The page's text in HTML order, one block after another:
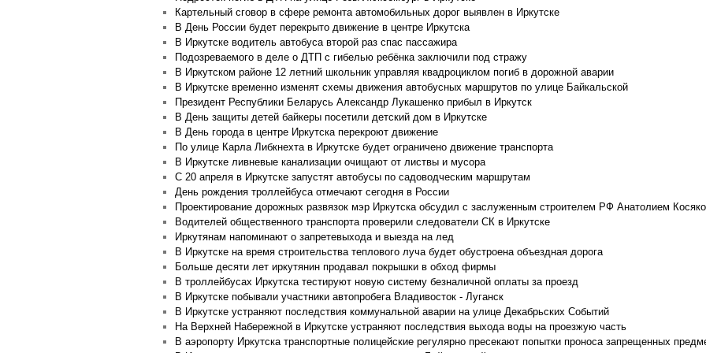
Картельный сговор в сфере ремонта автомобильных дорог выявлен в Иркутске
В День России будет перекрыто движение в центре Иркутска
В Иркутске водитель автобуса второй раз спас пассажира
Подозреваемого в деле о ДТП с гибелью ребёнка заключили под стражу
В Иркутском районе 12 летний школьник управляя квадроциклом погиб в дорожной аварии
В Иркутске временно изменят схемы движения автобусных маршрутов по улице Байкальской
Президент Республики Беларусь Александр Лукашенко прибыл в Иркутск
В День защиты детей байкеры посетили детский дом в Иркутске
В День города в центре Иркутска перекроют движение
По улице Карла Либкнехта в Иркутске будет ограничено движение транспорта
В Иркутске ливневые канализации очищают от листвы и мусора
С 20 апреля в Иркутске запустят автобусы по садоводческим маршрутам
День рождения троллейбуса отмечают сегодня в России
Проектирование дорожных развязок мэр Иркутска обсудил с заслуженным строителем РФ Анатолием
Водителей общественного транспорта проверили следователи СК в Иркутске
Иркутянам напоминают о запретевыхода и выезда на лед
В Иркутске на время строительства теплового луча будет обустроена объездная дорога
Больше десяти лет иркутянин продавал покрышки в обход фирмы
В троллейбусах Иркутска тестируют новую систему безналичной оплаты за проезд
В Иркутске побывали участники автопробега Владивосток - Луганск
В Иркутске устраняют последствия коммунальной аварии на улице Декабрьских Событий
На Верхней Набережной в Иркутске устраняют последствия выхода воды на проезжую часть
В аэропорту Иркутска транспортные полицейские регулярно пресекают попытки проноса запрещенных